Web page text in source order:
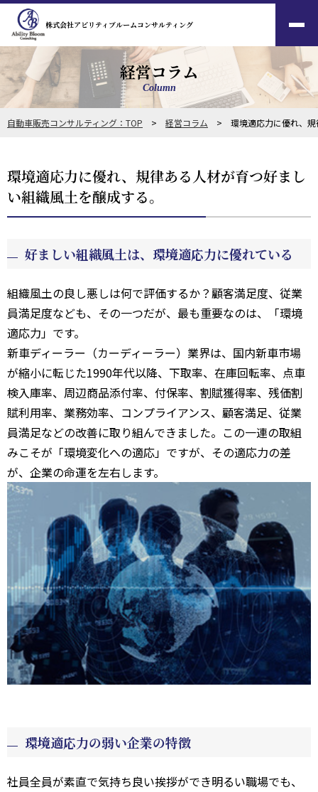
株式会社アビリティブルームコンサルティング
経営コラム
Column
自動車販売コンサルティング：TOP > 経営コラム > 環境適応力に優れ、規
環境適応力に優れ、規律ある人材が育つ好まし
い組織風土を醸成する。
好ましい組織風土は、環境適応力に優れている
組織風土の良し悪しは何で評価するか？顧客満足度、従業
員満足度なども、その一つだが、最も重要なのは、「環境
適応力」です。
新車ディーラー（カーディーラー）業界は、国内新車市場
が縮小に転じた1990年代以降、下取率、在庫回転率、点車
検入庫率、周辺商品添付率、付保率、割賦獲得率、残価割
賦利用率、業務効率、コンプライアンス、顧客満足、従業
員満足などの改善に取り組んできました。この一連の取組
みこそが「環境変化への適応」ですが、その適応力の差
が、企業の命運を左右します。
環境適応力の弱い企業の特徴
社員全員が素直で気持ち良い挨拶ができ明るい職場でも、